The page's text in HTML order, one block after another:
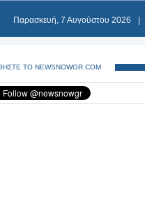
Παρασκευή, 7 Αυγούστου 2026
ΤΟ NEWSNOWGR.COM